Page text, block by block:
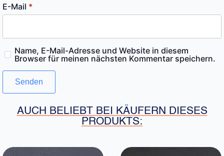
E-Mail *
Name, E-Mail-Adresse und Website in diesem
Browser für meinen nächsten Kommentar speichern.
AUCH BELIEBT BEI KÄUFERN DIESES
PRODUKTS: